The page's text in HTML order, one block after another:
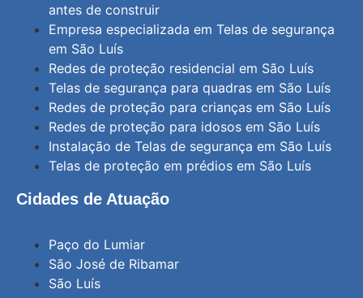
antes de construir
Empresa especializada em Telas de segurança
em São Luís
Redes de proteção residencial em São Luís
Telas de segurança para quadras em São Luís
Redes de proteção para crianças em São Luís
Redes de proteção para idosos em São Luís
Instalação de Telas de segurança em São Luís
Telas de proteção em prédios em São Luís
Cidades de Atuação
Paço do Lumiar
São José de Ribamar
São Luís